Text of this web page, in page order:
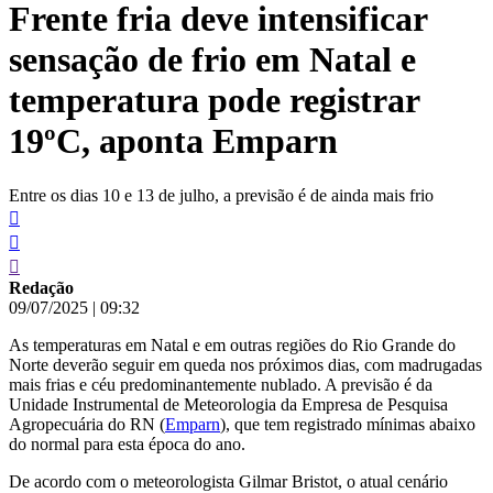
conteúdo
Frente fria deve intensificar
sensação de frio em Natal e
temperatura pode registrar
19ºC, aponta Emparn
Entre os dias 10 e 13 de julho, a previsão é de ainda mais frio
Redação
09/07/2025 | 09:32
As temperaturas em Natal e em outras regiões do Rio Grande do
Norte deverão seguir em queda nos próximos dias, com madrugadas
mais frias e céu predominantemente nublado. A previsão é da
Unidade Instrumental de Meteorologia da Empresa de Pesquisa
Agropecuária do RN (Emparn), que tem registrado mínimas abaixo
do normal para esta época do ano.
De acordo com o meteorologista Gilmar Bristot, o atual cenário